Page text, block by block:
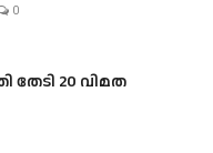
0
20 വിമത